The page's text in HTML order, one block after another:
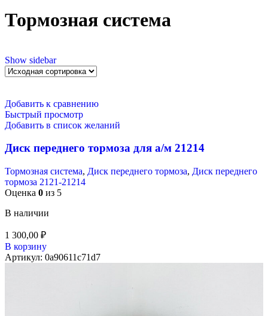
Тормозная система
Show sidebar
Добавить к сравнению
Быстрый просмотр
Добавить в список желаний
Диск переднего тормоза для а/м 21214
Тормозная система, Диск переднего тормоза, Диск переднего
тормоза 2121-21214
Оценка 0 из 5
В наличии
1 300,00 ₽
В корзину
Артикул: 0a90611c71d7